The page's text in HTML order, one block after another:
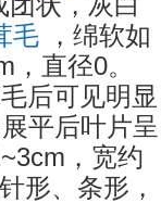
毛
，绵软如
，直径0。
后可见明显
展平后叶片呈
，宽约
形、条形，